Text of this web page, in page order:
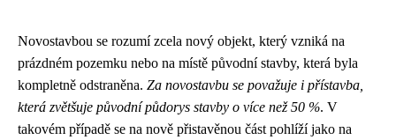
Novostavbou se rozumí zcela nový objekt, který vzniká na
prázdném pozemku nebo na místě původní stavby, která byla
kompletně odstraněna. Za novostavbu se považuje i přístavba,
která zvětšuje původní půdorys stavby o více než 50 %. V
takovém případě se na nově přistavěnou část pohlíží jako na